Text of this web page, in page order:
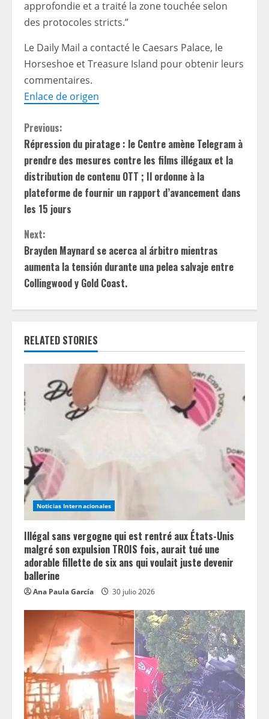
approfondie et a traité la zone touchée selon
des protocoles stricts.”
Le Daily Mail a contacté le Caesars Palace, le
Horseshoe et Treasure Island pour obtenir leurs
commentaires.
Enlace de origen
C
o
n
t
i
n
u
e
R
e
a
d
n
g
Previous:
Répression du piratage : le Centre amène Telegram à
prendre des mesures contre les films illégaux et la
distribution de contenu OTT ; Il ordonne à la
plateforme de fournir un rapport d’avancement dans
les 15 jours
Next:
Brayden Maynard se acerca al árbitro mientras
aumenta la tensión durante una pelea salvaje entre
Collingwood y Gold Coast.
RELATED STORIES
Noticias Internacionales
Illégal sans vergogne qui est rentré aux États-Unis
malgré son expulsion TROIS fois, aurait tué une
adorable fillette de six ans qui voulait juste devenir
ballerine
Ana Paula García 30 julio 2026